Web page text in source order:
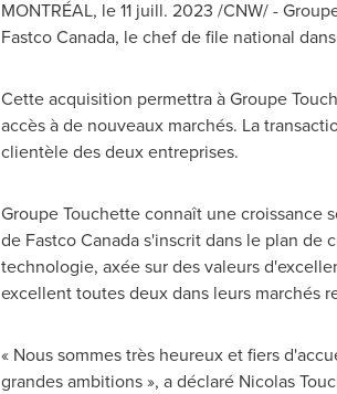
MONTRÉAL, le 11 juill. 2023 /CNW/ -
Fastco Canada, le chef de file national
Cette acquisition permettra à Groupe
accès à de nouveaux marchés. La
clientèle des deux entreprises.
Groupe Touchette connaît une croissance
de Fastco Canada s'inscrit dans le plan de
technologie, axée sur des valeurs
excellent toutes deux dans leurs marchés
« Nous sommes très heureux et fiers
grandes ambitions », a déclaré Nicolas